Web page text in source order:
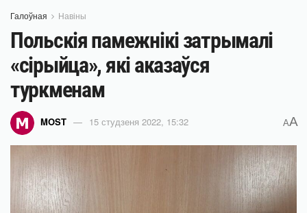
Галоўная Навіны
Польскія памежнікі затрымалі
«сірыйца», які аказаўся
туркменам
MOST 15 студзеня 2022, 15:32 AA